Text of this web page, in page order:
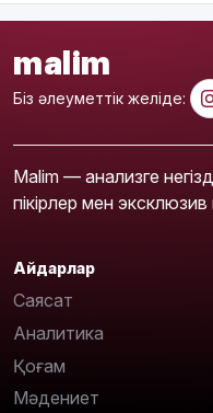
malim
Біз әлеуметтік желіде:
Malim — анализге
пікірлер мен
Айдарлар
Саясат
Аналитика
Қоғам
Мәдениет